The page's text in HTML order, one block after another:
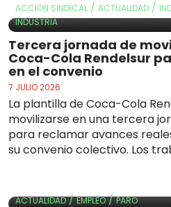
ACCIÓN SINDICAL / ACTUALIDAD /
INDUSTRIA
Tercera jornada de
Coca-Cola Rendelsur
en el convenio
7 JULIO 2026
La plantilla de Coca-Cola
movilizarse en una tercera
para reclamar avances
su convenio colectivo. Los
ACTUALIDAD/EMPLEO/PARO